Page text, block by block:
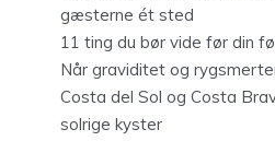
gæsterne ét sted
11 ting du bør vide før din
Når graviditet og
Costa del Sol og Costa
solrige kyster